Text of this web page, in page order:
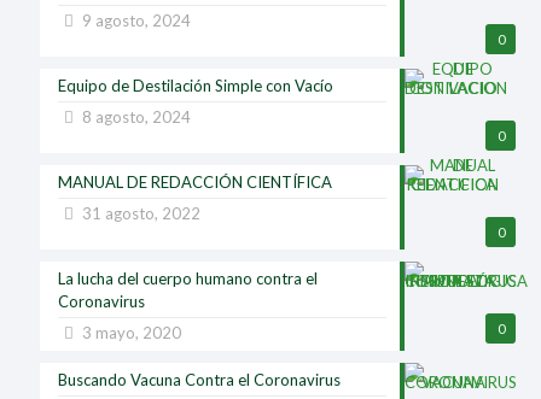
0
9 agosto, 2024
0
Equipo de Destilación Simple con Vacío
8 agosto, 2024
0
MANUAL DE REDACCIÓN CIENTÍFICA
31 agosto, 2022
0
La lucha del cuerpo humano contra el
Coronavirus
3 mayo, 2020
Buscando Vacuna Contra el Coronavirus